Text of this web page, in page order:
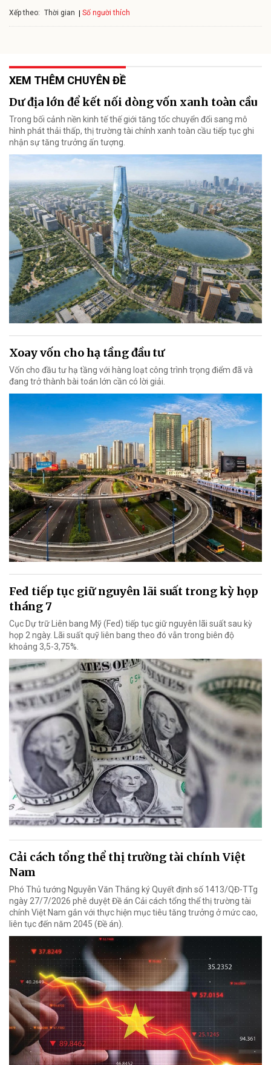
Xếp theo: Thời gian Số người thích
XEM THÊM CHUYÊN ĐỀ
Dư địa lớn để kết nối dòng vốn xanh toàn cầu
Trong bối cảnh nền kinh tế thế giới tăng tốc chuyển đổi sang mô
hình phát thải thấp, thị trường tài chính xanh toàn cầu tiếp tục ghi
nhận sự tăng trưởng ấn tượng.
Xoay vốn cho hạ tầng đầu tư
Vốn cho đầu tư hạ tầng với hàng loạt công trình trọng điểm đã và
đang trở thành bài toán lớn cần có lời giải.
Fed tiếp tục giữ nguyên lãi suất trong kỳ họp
tháng 7
Cục Dự trữ Liên bang Mỹ (Fed) tiếp tục giữ nguyên lãi suất sau kỳ
họp 2 ngày. Lãi suất quỹ liên bang theo đó vẫn trong biên độ
khoảng 3,5-3,75%.
Cải cách tổng thể thị trường tài chính Việt
Nam
Phó Thủ tướng Nguyễn Văn Thắng ký Quyết định số 1413/QĐ-TTg
ngày 27/7/2026 phê duyệt Đề án Cải cách tổng thể thị trường tài
chính Việt Nam gắn với thực hiện mục tiêu tăng trưởng ở mức cao,
liên tục đến năm 2045 (Đề án).